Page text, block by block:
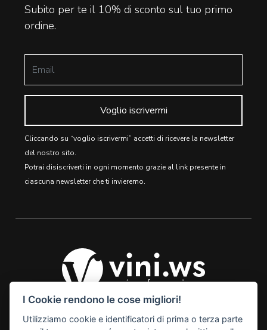
Subito per te il 10% di sconto sul tuo primo
ordine.
Voglio iscrivermi
Cliccando su “voglio iscrivermi” accetti di ricevere la newsletter
del nostro sito.
Potrai disiscriverti in ogni momento grazie al link presente in
ciascuna newsletter che ti invieremo.
© 2026 Vini Webstore
I Cookie rendono le cose migliori!
Utilizziamo cookie e identificatori di prima o terza parte